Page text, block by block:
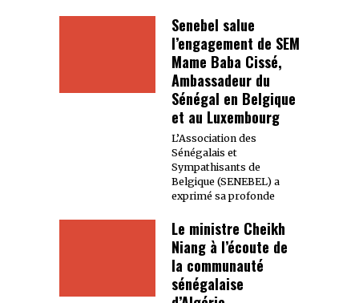
Senebel salue
l’engagement de SEM
Mame Baba Cissé,
Ambassadeur du
Sénégal en Belgique
et au Luxembourg
L’Association des
Sénégalais et
Sympathisants de
Belgique (SENEBEL) a
exprimé sa profonde
Le ministre Cheikh
Niang à l’écoute de
la communauté
sénégalaise